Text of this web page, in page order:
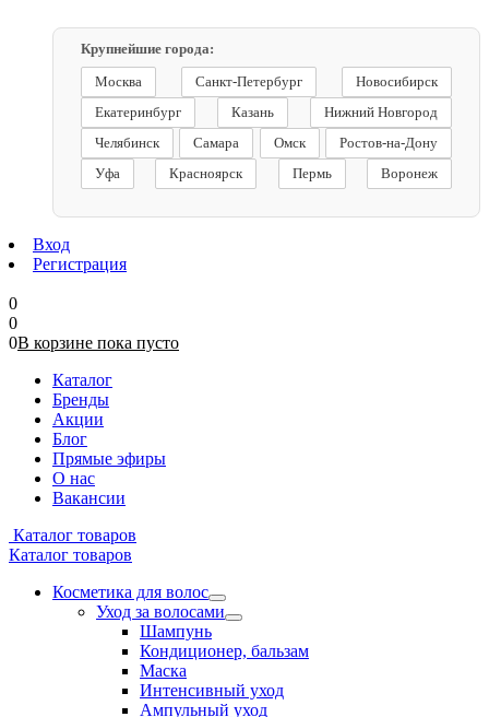
Крупнейшие города:
Москва
Санкт-Петербург
Новосибирск
Екатеринбург
Казань
Нижний Новгород
Челябинск
Самара Омск
Ростов-на-Дону
Уфа
Красноярск Пермь Воронеж
Вход
Регистрация
0
0
0В корзине пока пусто
Каталог
Бренды
Акции
Блог
Прямые эфиры
О нас
Вакансии
Каталог товаров
Каталог товаров
Косметика для волос
Уход за волосами
Шампунь
Кондиционер, бальзам
Маска
Интенсивный уход
Ампульный уход